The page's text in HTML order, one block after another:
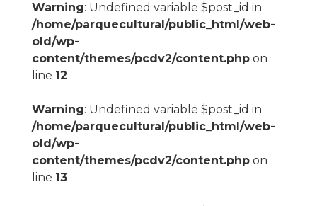
Warning: Undefined variable $post_id in
/home/parquecultural/public_html/web-
old/wp-
content/themes/pcdv2/content.phpon
line 12
Warning: Undefined variable $post_id in
/home/parquecultural/public_html/web-
old/wp-
content/themes/pcdv2/content.phpon
line 13